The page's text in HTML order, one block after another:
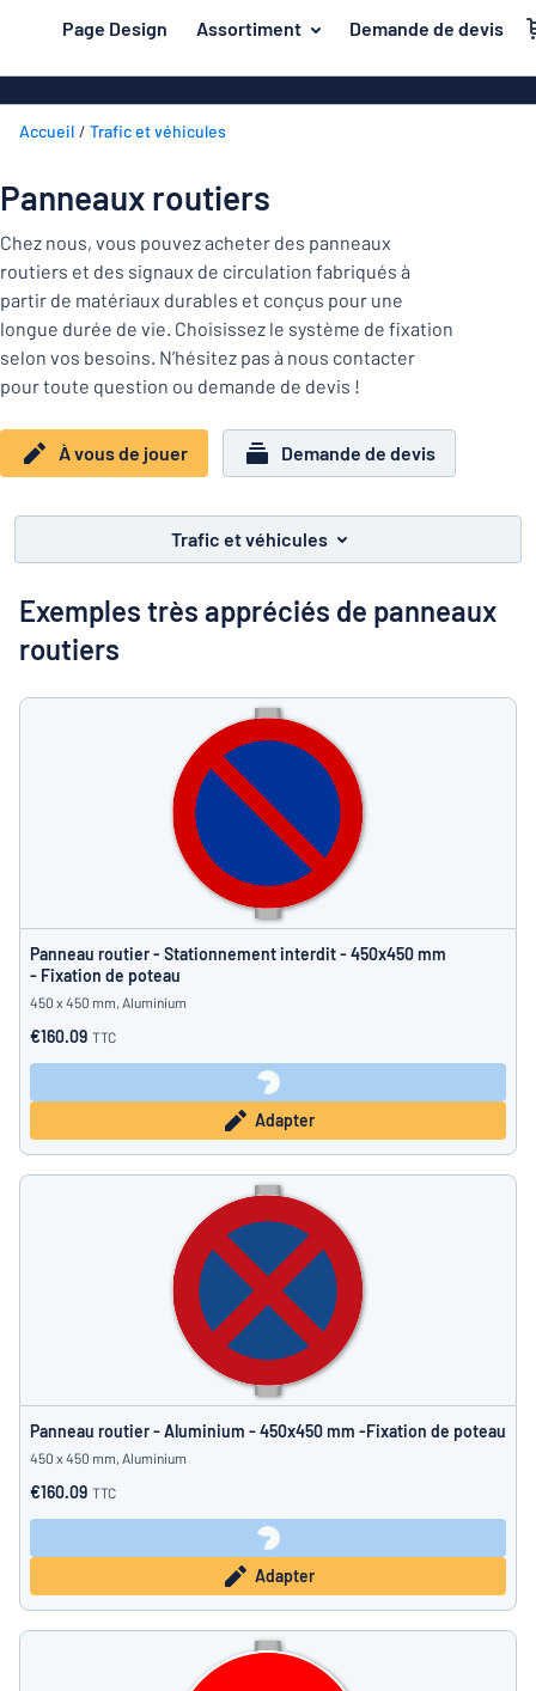
principal
Page Design Assortiment Demande de devis
Secteur
Marquage
Bureau et lieu de travail
Construction et électricité
Industrie et fabrication
Trafic et véhicules
Autocollants
Montrer toutes les catégories
Plaques en
Lettrages
Les
demandés
Matière
Secteur
Maison
et
Marquage
Bureau
et
de
Montrer toutes les catégories
de
devis
Se
Service
Entreprise
au
de jouer
Accueil Trafic et véhicules
Panneaux routiers
Chez nous, vous pouvez acheter des panneaux
routiers et des signaux de circulation fabriqués à
partir de matériaux durables et conçus pour une
longue durée de vie. Choisissez le système de fixation
selon vos besoins. N’hésitez pas à nous contacter
pour toute question ou demande de devis !
À vous de jouer Demande de devis
Trafic et véhicules
Exemples très appréciés de panneaux
routiers
Panneau routier - Stationnement interdit - 450x450 mm
- Fixation de poteau
450 x 450 mm, Aluminium
€160.09 TTC
Adapter
Panneau routier - Aluminium - 450x450 mm -Fixation de poteau
450 x 450 mm, Aluminium
€160.09 TTC
Adapter